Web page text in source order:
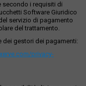
secondo i requisiti di
Software Giuridico
servizio di pagamento
del trattamento.
dei gestori dei pagamenti:
privacy-